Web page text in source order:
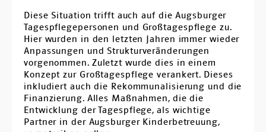
Diese Situation trifft auch auf die Augsburger
Tagespflegepersonen und Großtagespflege zu.
Hier wurden in den letzten Jahren immer wieder
Anpassungen und Strukturveränderungen
vorgenommen. Zuletzt wurde dies in einem
Konzept zur Großtagespflege verankert. Dieses
inkludiert auch die Rekommunalisierung und die
Finanzierung. Alles Maßnahmen, die die
Entwicklung der Tagespflege, als wichtige
Partner in der Augsburger Kinderbetreuung,